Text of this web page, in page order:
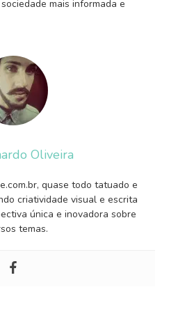
mais informada e
Oliveira
quase todo tatuado e
criatividade visual e escrita
única e inovadora sobre
temas.